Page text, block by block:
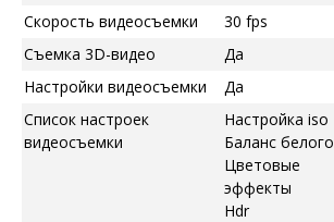
Скорость видеосъемки 30 fps
Съемка 3D-видео
Да
Настройки видеосъемки
Да
Список настроек
видеосъемки
Настройка iso
Баланс белого
Цветовые
эффекты
Hdr